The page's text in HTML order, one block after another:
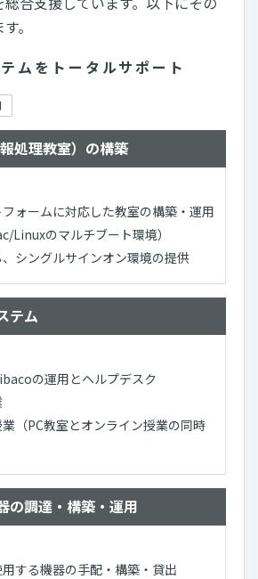
。
ムをトータルサポート
処理教室）の構築
ォームに対応した教室の構築・運用
Linuxのマルチブート環境）
シングルサインオン環境の提供
テム
の運用とヘルプデスク
（PC教室とオンライン授業の同時
の調達・構築・運用
する機器の手配・構築・貸出